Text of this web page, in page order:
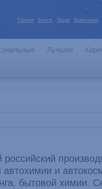
Топики Блоги Люди Компании
Лучшие
автохимии и
бытовой химии.